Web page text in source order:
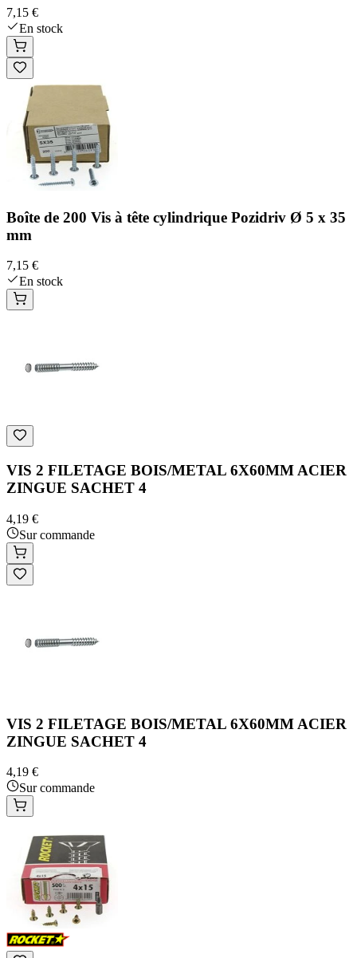
7,15 €
En stock
Boîte de 200 Vis à tête cylindrique Pozidriv Ø 5 x 35
mm
7,15 €
En stock
VIS 2 FILETAGE BOIS/METAL 6X60MM ACIER
ZINGUE SACHET 4
4,19 €
Sur commande
VIS 2 FILETAGE BOIS/METAL 6X60MM ACIER
ZINGUE SACHET 4
4,19 €
Sur commande